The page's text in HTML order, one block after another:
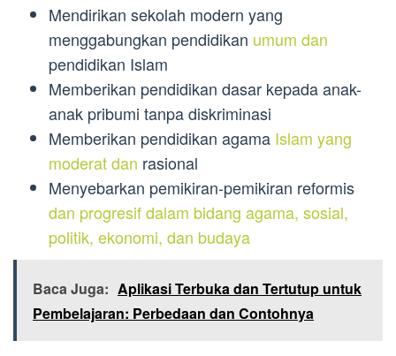
Mendirikan sekolah modern yang
menggabungkan pendidikan umum dan
pendidikan Islam
Memberikan pendidikan dasar kepada anak-
anak pribumi tanpa diskriminasi
Memberikan pendidikan agama Islam yang
moderat dan rasional
Menyebarkan pemikiran-pemikiran reformis
dan progresif dalam bidang agama, sosial,
politik, ekonomi, dan budaya
Baca Juga: Aplikasi Terbuka dan Tertutup untuk
Pembelajaran: Perbedaan dan Contohnya